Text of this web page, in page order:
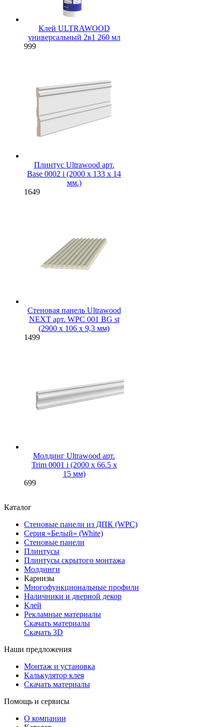
Клей ULTRAWOOD
универсальный 2в1 260 мл
999
Плинтус Ultrawood арт.
Base 0002 i (2000 x 133 x 14
мм.)
1649
Стеновая панель Ultrawood
NEXT арт. WPC 001 BG st
(2900 х 106 х 9,3 мм)
1499
Молдинг Ultrawood арт.
Trim 0001 i (2000 х 66.5 х
15 мм)
699
Каталог
Стеновые панели из ДПК (WPC)
Серия «Белый» (White)
Стеновые панели
Плинтусы
Плинтусы скрытого монтажа
Молдинги
Карнизы
Многофункциональные профили
Наличники и дверной декор
Клей
Рекламные материалы
Скачать материалы
Скачать 3D
Наши предложения
Монтаж и установка
Калькулятор клея
Скачать материалы
Помощь и сервисы
О компании